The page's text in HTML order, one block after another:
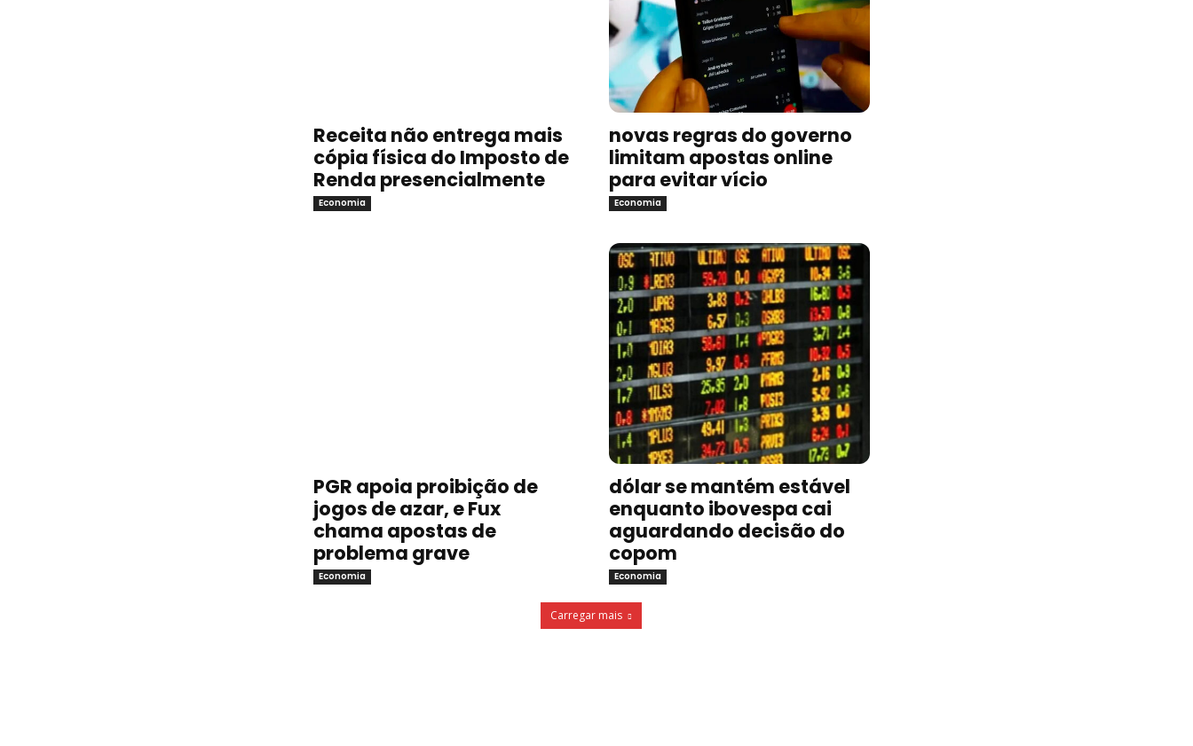
Receita não entrega mais
cópia física do Imposto de
Renda presencialmente
Economia
novas regras do governo
limitam apostas online
para evitar vício
Economia
PGR apoia proibição de
jogos de azar, e Fux
chama apostas de
problema grave
Economia
dólar se mantém estável
enquanto ibovespa cai
aguardando decisão do
copom
Economia
Carregar mais